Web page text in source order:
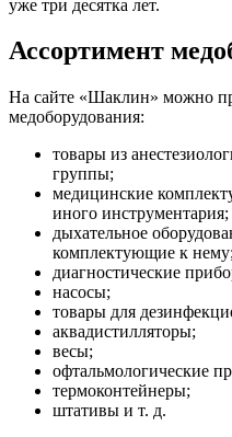
уже три десятка лет.
Ассортимент
На сайте «Шаклин» можно
медоборудования:
товары из
группы;
медицинские
иного инструментария;
дыхательное
комплектующие к нему;
диагностические
насосы;
товары для
аквадистилляторы;
весы;
офтальмологические
термоконтейнеры;
штативы и т. д.